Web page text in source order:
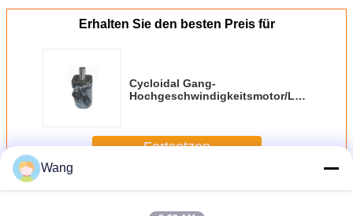
Erhalten Sie den besten Preis für
Cycloidal Gang-
Hochgeschwindigkeitsmotor/
Fortsetzen
MehrCycloidal Gang-Motor
Wang